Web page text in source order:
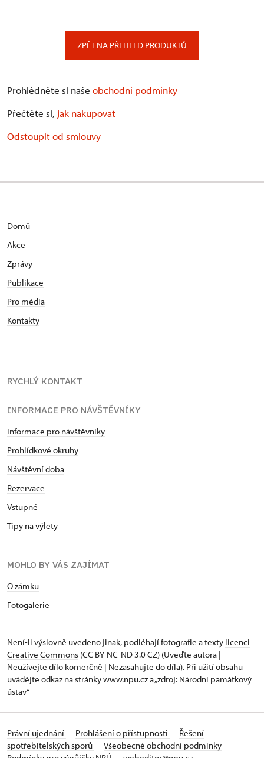
ZPĚT NA PŘEHLED PRODUKTŮ
Prohlédněte si naše obchodní podmínky
Přečtěte si, jak nakupovat
Odstoupit od smlouvy
Domů
Akce
Zprávy
Publikace
Pro média
Kontakty
RYCHLÝ KONTAKT
INFORMACE PRO NÁVŠTĚVNÍKY
Informace pro návštěvníky
Prohlídkové okruhy
Návštěvní doba
Rezervace
Vstupné
Tipy na výlety
MOHLO BY VÁS ZAJÍMAT
O zámku
Fotogalerie
Není-li výslovně uvedeno jinak, podléhají fotografie a texty licenci
Creative Commons (CC BY-NC-ND 3.0 CZ) (Uveďte autora |
Neužívejte dílo komerčně | Nezasahujte do díla). Při užití obsahu
uvádějte odkaz na stránky www.npu.cz a „zdroj: Národní památkový
ústav“
Právní ujednání Prohlášení o přístupnosti
Řešení
spotřebitelských sporů
Všeobecné obchodní podmínky